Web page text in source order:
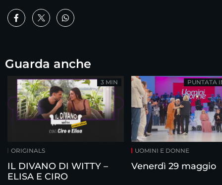
Guarda anche
ORIGINALS
IL DIVANO DI WITTY –
ELISA E CIRO
3 MIN
UOMINI E DONNE
Venerdì 29 maggio
PUNTATA